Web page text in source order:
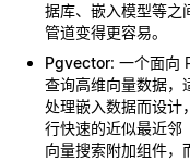
据库、嵌入模型等之
管道变得更容易。
Pgvector: 一个面向
查询高维向量数据，
处理嵌入数据而设计
行快速的近似最近邻
向量搜索附加组件，